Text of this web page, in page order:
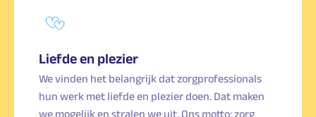
Liefde en plezier
We vinden het belangrijk dat zorgprofessionals
hun werk met liefde en plezier doen. Dat maken
we mogelijk en stralen we uit. Ons motto: zorg